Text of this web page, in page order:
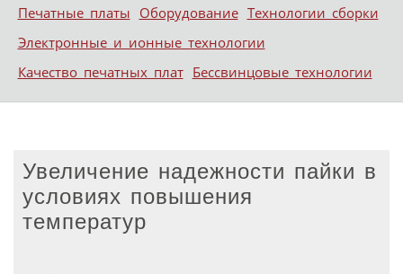
Печатные платы Оборудование Технологии сборки
Электронные и ионные технологии
Качество печатных плат Бессвинцовые технологии
Увеличение надежности пайки в
условиях повышения
температур